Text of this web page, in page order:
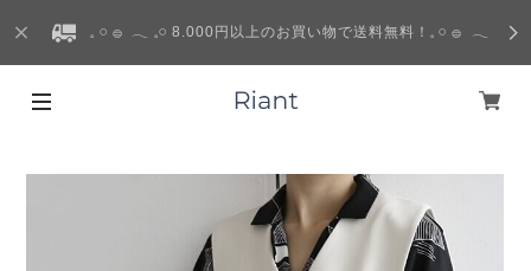
𓈒 𓏸 𓐍 𓂃 𓈒𓏸 8.000円以上のお買い物で送料無料！𓈒 𓏸 𓐍 𓂃